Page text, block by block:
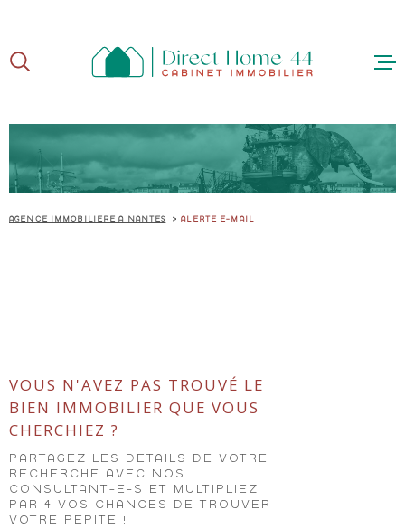
recherche
menu
principal
contenu
AGENCE IMMOBILIÈRE À NANTES ALERTE E-MAIL
VOUS N'AVEZ PAS TROUVÉ LE
BIEN IMMOBILIER QUE VOUS
CHERCHIEZ ?
PARTAGEZ LES DÉTAILS DE VOTRE
RECHERCHE AVEC NOS
CONSULTANT-E-S ET MULTIPLIEZ
PAR 4 VOS CHANCES DE TROUVER
VOTRE PÉPITE !